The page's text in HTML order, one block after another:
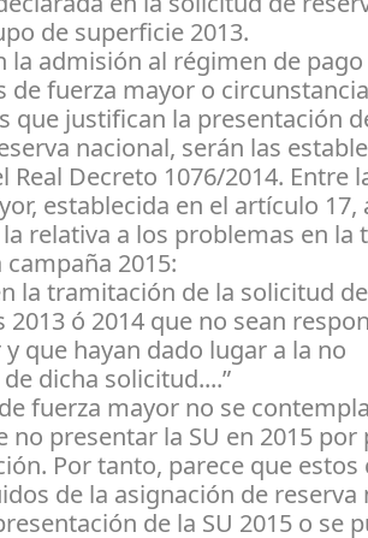
de superficie 2013.
la admisión al régimen de
de fuerza mayor o
que justifican la presentación
nacional, serán las
Real Decreto 1076/2014. Entre
establecida en el artículo 17,
relativa a los problemas en la
campaña 2015:
la tramitación de la solicitud
2013 ó 2014 que no sean
que hayan dado lugar a la no
dicha solicitud....”
fuerza mayor no se
no presentar la SU en 2015
Por tanto, parece que estos
de la asignación de reserva
de la SU 2015 o se